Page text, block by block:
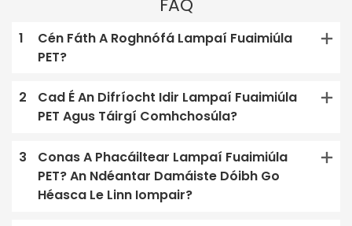
1
Cén Fáth A Roghnófá Lampaí Fuaimiúla
PET?
2
Cad É An Difríocht Idir Lampaí Fuaimiúla
PET Agus Táirgí Comhchosúla?
3
Conas A Phacáiltear Lampaí Fuaimiúla
PET? An Ndéantar Damáiste Dóibh Go
Héasca Le Linn Iompair?